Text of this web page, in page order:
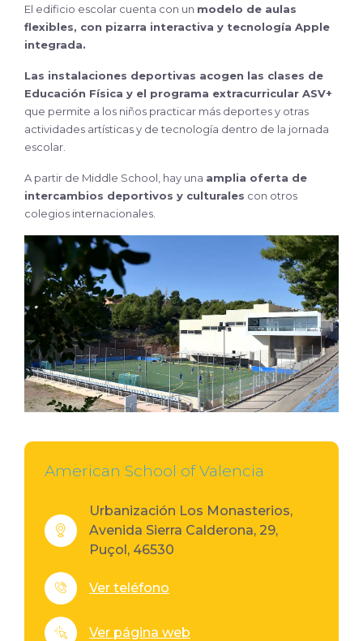
El edificio escolar cuenta con un modelo de aulas
flexibles, con pizarra interactiva y tecnología Apple
integrada.
Las instalaciones deportivas acogen las clases de
Educación Física y el programa extracurricular ASV+
que permite a los niños practicar más deportes y otras
actividades artísticas y de tecnología dentro de la jornada
escolar.
A partir de Middle School, hay una amplia oferta de
intercambios deportivos y culturales con otros
colegios internacionales.
American School of Valencia
Urbanización Los Monasterios,
Avenida Sierra Calderona, 29,
Puçol, 46530
Ver teléfono
Ver página web